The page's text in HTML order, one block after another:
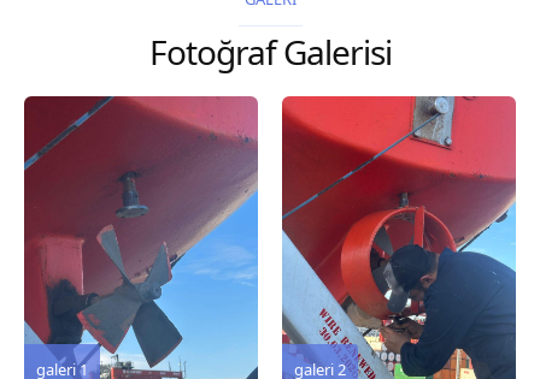
remarks 67 Gulf of...Fotoğraf Galerisi
galeri 2
galeri 3